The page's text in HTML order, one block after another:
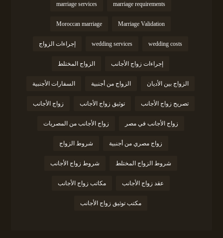
marriage requirements
marriage services
Marriage Validation
Moroccan marriage
wedding costs
wedding services إجراءات الزواج
إجراءات زواج الأجانب الزواج المختلط
الزواج بين الأديان الزواج من أجنبية السفارات الأجنبية
تصريح زواج الأجانب توثيق زواج الأجانب زواج الأجانب
زواج الأجانب في مصر زواج الأجانب من المصريات
زواج مصري من أجنبية شروط الزواج
شروط الزواج المختلط شروط زواج الأجانب
عقد زواج الأجانب مكاتب زواج الأجانب
مكتب توثيق زواج الأجانب